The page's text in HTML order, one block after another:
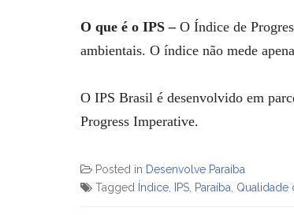
O que é o IPS –O Índice de
ambientais. O índice não mede
O IPS Brasil é desenvolvido em
Progress Imperative.
Posted in Desenvolve Paraíba
Tagged Índice IPS Paraíba Qualidade